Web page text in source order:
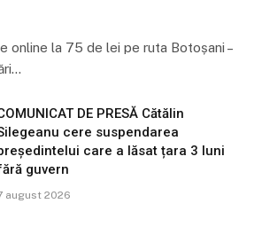
online la 75 de lei pe ruta Botoșani –
DE PRESĂ Cătălin
cere suspendarea
care a lăsat țara 3 luni
guvern
august 2026